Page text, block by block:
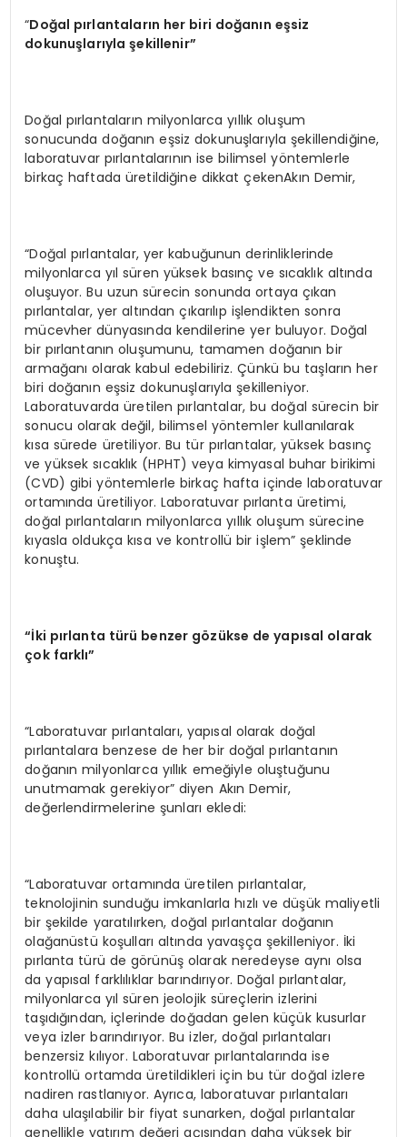
“Doğal pırlantaların her biri doğanın eşsiz
dokunuşlarıyla şekillenir”
Doğal pırlantaların milyonlarca yıllık oluşum
sonucunda doğanın eşsiz dokunuşlarıyla şekillendiğine,
laboratuvar pırlantalarının ise bilimsel yöntemlerle
birkaç haftada üretildiğine dikkat çekenAkın Demir,
“Doğal pırlantalar, yer kabuğunun derinliklerinde
milyonlarca yıl süren yüksek basınç ve sıcaklık altında
oluşuyor. Bu uzun sürecin sonunda ortaya çıkan
pırlantalar, yer altından çıkarılıp işlendikten sonra
mücevher dünyasında kendilerine yer buluyor. Doğal
bir pırlantanın oluşumunu, tamamen doğanın bir
armağanı olarak kabul edebiliriz. Çünkü bu taşların her
biri doğanın eşsiz dokunuşlarıyla şekilleniyor.
Laboratuvarda üretilen pırlantalar, bu doğal sürecin bir
sonucu olarak değil, bilimsel yöntemler kullanılarak
kısa sürede üretiliyor. Bu tür pırlantalar, yüksek basınç
ve yüksek sıcaklık (HPHT) veya kimyasal buhar birikimi
(CVD) gibi yöntemlerle birkaç hafta içinde laboratuvar
ortamında üretiliyor. Laboratuvar pırlanta üretimi,
doğal pırlantaların milyonlarca yıllık oluşum sürecine
kıyasla oldukça kısa ve kontrollü bir işlem” şeklinde
konuştu.
“İki pırlanta türü benzer gözükse de yapısal olarak
çok farklı”
“Laboratuvar pırlantaları, yapısal olarak doğal
pırlantalara benzese de her bir doğal pırlantanın
doğanın milyonlarca yıllık emeğiyle oluştuğunu
unutmamak gerekiyor” diyen Akın Demir,
değerlendirmelerine şunları ekledi:
“Laboratuvar ortamında üretilen pırlantalar,
teknolojinin sunduğu imkanlarla hızlı ve düşük maliyetli
bir şekilde yaratılırken, doğal pırlantalar doğanın
olağanüstü koşulları altında yavaşça şekilleniyor. İki
pırlanta türü de görünüş olarak neredeyse aynı olsa
da yapısal farklılıklar barındırıyor. Doğal pırlantalar,
milyonlarca yıl süren jeolojik süreçlerin izlerini
taşıdığından, içlerinde doğadan gelen küçük kusurlar
veya izler barındırıyor. Bu izler, doğal pırlantaları
benzersiz kılıyor. Laboratuvar pırlantalarında ise
kontrollü ortamda üretildikleri için bu tür doğal izlere
nadiren rastlanıyor. Ayrıca, laboratuvar pırlantaları
daha ulaşılabilir bir fiyat sunarken, doğal pırlantalar
genellikle yatırım değeri açısından daha yüksek bir